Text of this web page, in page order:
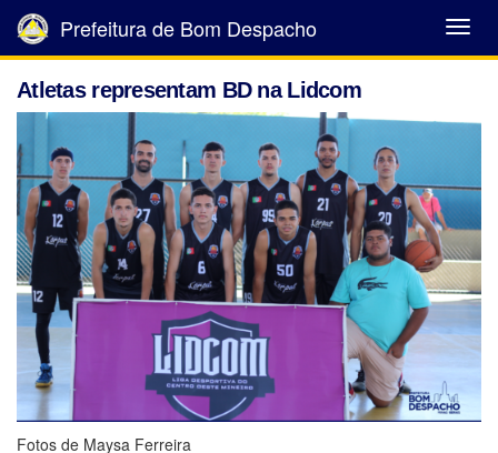
Abrir
Menu
Prefeitura de Bom Despacho
Atletas representam BD na Lidcom
Fotos de Maysa Ferreira